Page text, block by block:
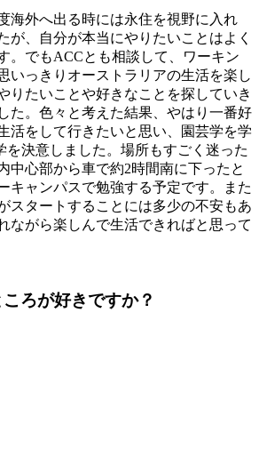
海外へ出る時には永住を視野に入れ
が、自分が本当にやりたいことはよく
。でもACCとも相談して、ワーキン
いっきりオーストラリアの生活を楽し
りたいことや好きなことを探していき
た。色々と考えた結果、やはり一番好
活をして行きたいと思い、園芸学を学
を決意しました。場所もすごく迷った
中心部から車で約2時間南に下ったと
キャンパスで勉強する予定です。また
スタートすることには多少の不安もあ
ながら楽しんで生活できればと思って
ろが好きですか？